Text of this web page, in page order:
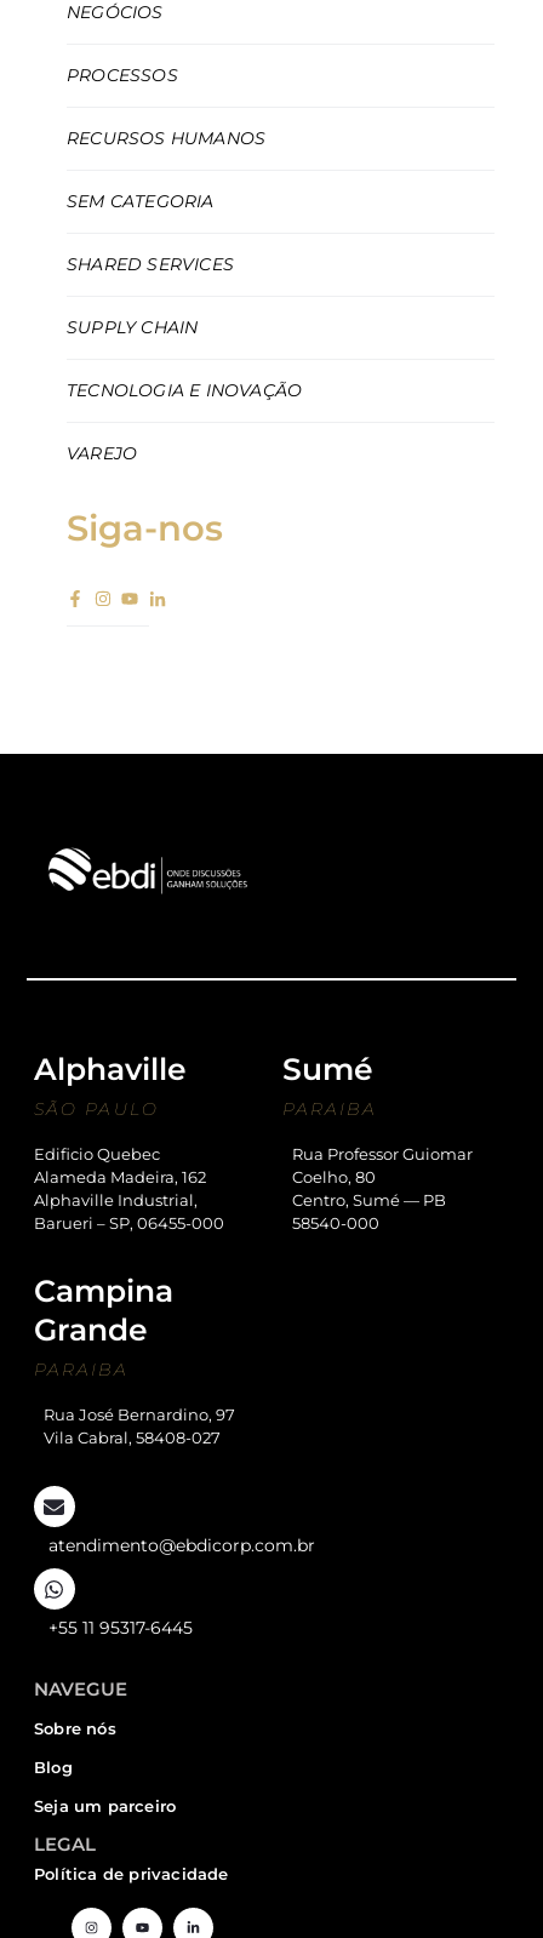
NEGÓCIOS
PROCESSOS
RECURSOS HUMANOS
SEM CATEGORIA
SHARED SERVICES
SUPPLY CHAIN
TECNOLOGIA E INOVAÇÃO
VAREJO
Siga-nos
Alphaville Sumé
SÃO PAULO PARAIBA
Edificio Quebec
Alameda Madeira, 162
Alphaville Industrial,
Barueri – SP, 06455-000
Rua Professor Guiomar
Coelho, 80
Centro, Sumé — PB
58540-000
Campina
Grande
PARAIBA
Rua José Bernardino, 97
Vila Cabral, 58408-027
atendimento@ebdicorp.com.br
+55 11 95317-6445
NAVEGUE
Sobre nós
Blog
Seja um parceiro
LEGAL
Política de privacidade